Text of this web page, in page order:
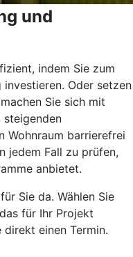
und
indem Sie zum
investieren. Oder setzen
Sie sich mit
steigenden
Wohnraum barrierefrei
jedem Fall zu prüfen,
anbietet.
Sie da. Wählen Sie
für Ihr Projekt
direkt einen Termin.